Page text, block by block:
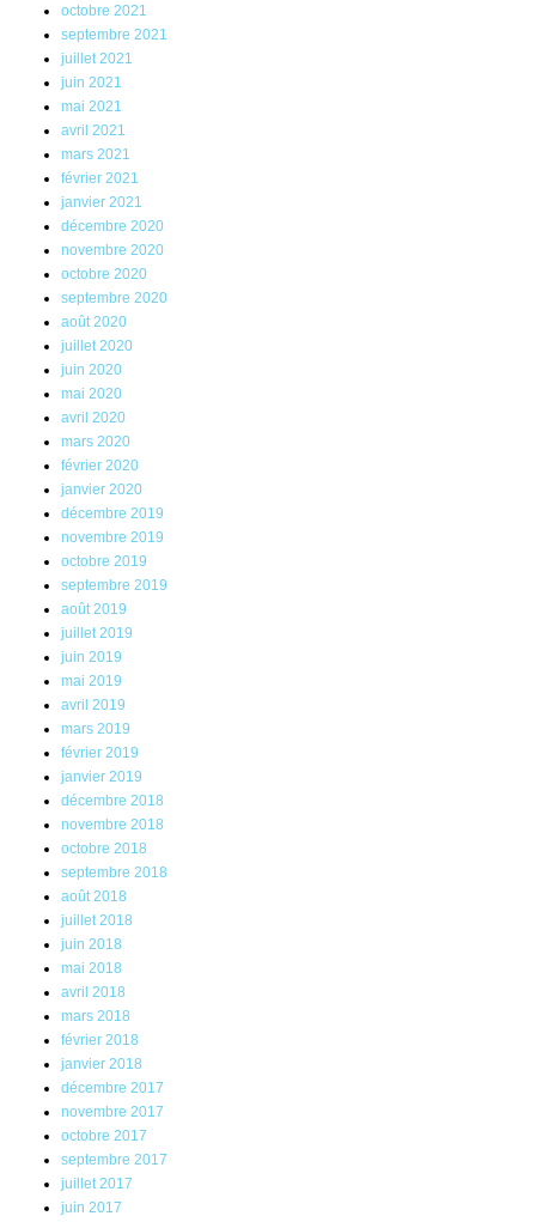
octobre 2021
septembre 2021
juillet 2021
juin 2021
mai 2021
avril 2021
mars 2021
février 2021
janvier 2021
décembre 2020
novembre 2020
octobre 2020
septembre 2020
août 2020
juillet 2020
juin 2020
mai 2020
avril 2020
mars 2020
février 2020
janvier 2020
décembre 2019
novembre 2019
octobre 2019
septembre 2019
août 2019
juillet 2019
juin 2019
mai 2019
avril 2019
mars 2019
février 2019
janvier 2019
décembre 2018
novembre 2018
octobre 2018
septembre 2018
août 2018
juillet 2018
juin 2018
mai 2018
avril 2018
mars 2018
février 2018
janvier 2018
décembre 2017
novembre 2017
octobre 2017
septembre 2017
juillet 2017
juin 2017